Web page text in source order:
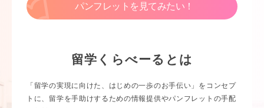
パンフレットを見てみたい！
留学くらべーるとは
「留学の実現に向けた、はじめの一歩のお手伝い」をコンセプ
トに、留学を手助けするための情報提供やパンフレットの手配